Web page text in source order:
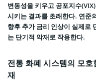
변동성을 키우고 공포지수
시키는 결과를 초래한다. 연준
향후 추가 금리 인상이 실제로
는 단기적 악재로 작용한다.
전통 화폐 시스템의 모
재